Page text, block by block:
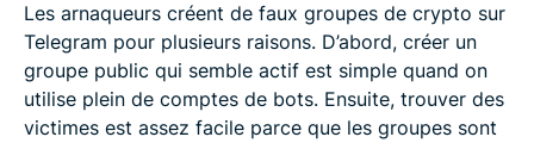
Les arnaqueurs créent de faux groupes de crypto sur
Telegram pour plusieurs raisons. D’abord, créer un
groupe public qui semble actif est simple quand on
utilise plein de comptes de bots. Ensuite, trouver des
victimes est assez facile parce que les groupes sont